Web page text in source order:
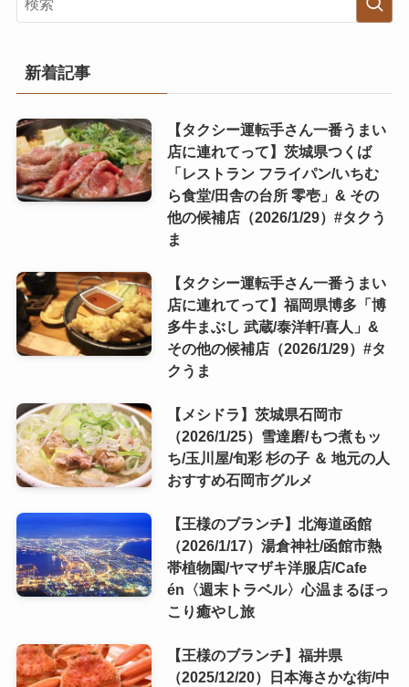
新着記事
【タクシー運転手さん一番うまい
店に連れてって】茨城県つくば
「レストラン フライパン/いちむ
ら食堂/田舎の台所 零壱」& その
他の候補店（2026/1/29）#タクう
ま
【タクシー運転手さん一番うまい
店に連れてって】福岡県博多「博
多牛まぶし 武蔵/泰洋軒/喜人」&
その他の候補店（2026/1/29）#タ
クうま
【メシドラ】茨城県石岡市
（2026/1/25）雪達磨/もつ煮もッ
ち/玉川屋/旬彩 杉の子 ＆ 地元の人
おすすめ石岡市グルメ
【王様のブランチ】北海道函館
（2026/1/17）湯倉神社/函館市熱
帯植物園/ヤマザキ洋服店/Cafe
én〈週末トラベル〉心温まるほっ
こり癒やし旅
【王様のブランチ】福井県
（2025/12/20）日本海さかな街/中